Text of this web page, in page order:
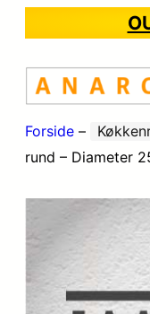
Forside –
rund – Diameter